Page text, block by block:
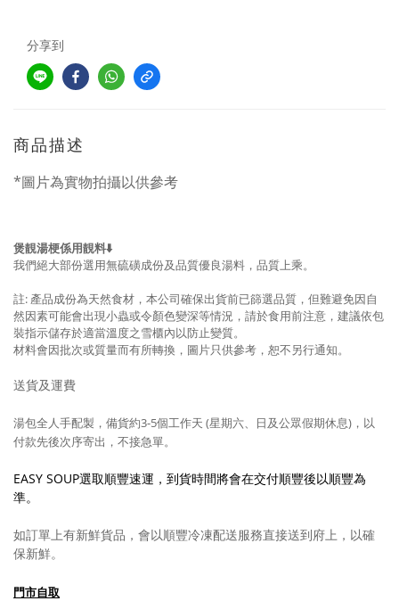
分享到
商品描述
*圖片為實物拍攝以供參考
煲靚湯梗係用靚料⬇️
我們絕大部份選用無硫磺成份及品質優良湯料，品質上乘。
註: 產品成份為天然食材，本公司確保出貨前已篩選品質，但難避免因自
然因素可能會出現小蟲或令顏色變深等情況，請於食用前注意，建議依包
裝指示儲存於適當溫度之雪櫃內以防止變質。
材料會因批次或質量而有所轉換，圖片只供參考， 恕不另行通知。
送貨及運費
湯包全人手配製，備貨約3-5個工作天 (星期六、日及公眾假期休息)，以
付款先後次序寄出，不接急單。
EASY SOUP選取順豐速運，到貨時間將會在交付順豐後以順豐為
準。
如訂單上有新鮮貨品，會以順豐冷凍配送服務直接送到府上，以確
保新鮮。
門市自取